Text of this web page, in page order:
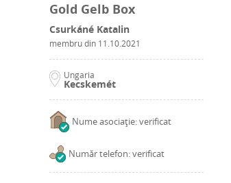
Gold Gelb Box
Csurkáné Katalin
membru din 11.10.2021
Ungaria
Kecskemét
Nume asociație: verificat
Număr telefon: verificat